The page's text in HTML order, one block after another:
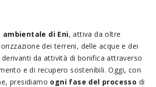
ambientale di Eni, attiva da oltre
dei terreni, delle acque e dei
da attività di bonifica attraverso
e di recupero sostenibili. Oggi, con
presidiamo ogni fase del processo di